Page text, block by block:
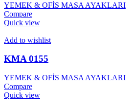
YEMEK & OFİS MASA AYAKLARI
Compare
Quick view
Add to wishlist
KMA 0155
YEMEK & OFİS MASA AYAKLARI
Compare
Quick view